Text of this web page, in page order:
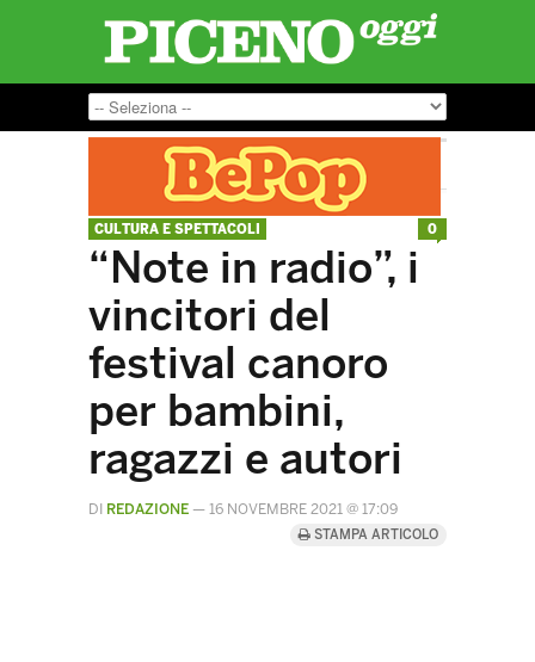
CULTURA E SPETTACOLI
“Note in radio”, i
vincitori del
festival canoro
per bambini,
ragazzi e autori
DI REDAZIONE — 16 NOVEMBRE 2021 @ 17:09
STAMPA ARTICOLO
0